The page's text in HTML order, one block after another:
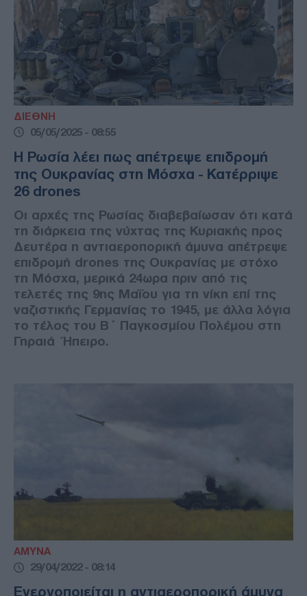
ΔΙΕΘΝΗ
05/05/2025 - 08:55
Η Ρωσία λέει πως απέτρεψε επιδρομή
της Ουκρανίας στη Μόσχα - Κατέρριψε
26 drones
Οι αρχές της Ρωσίας διαβεβαίωσαν ότι κατά
τη διάρκεια της νύχτας της Κυριακής προς
Δευτέρα η αντιαεροπορική άμυνα απέτρεψε
επιδρομή drones της Ουκρανίας με στόχο
τη Μόσχα, μερικά 24ωρα πριν από τις
τελετές της 9ης Μαΐου για τη νίκη επί της
ναζιστικής Γερμανίας το 1945, με άλλα λόγια
το τέλος του Β΄ Παγκοσμίου Πολέμου στη
Γηραιά Ήπειρο.
ΑΜΥΝΑ
29/04/2022 - 08:14
Ενεργοποιείται η αντιαεροπορική άμυνα